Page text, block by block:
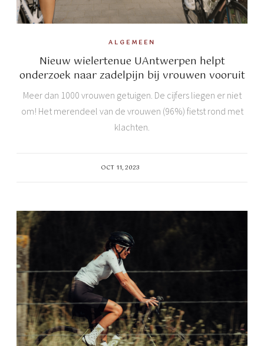
ALGEMEEN
Nieuw wielertenue UAntwerpen helpt
onderzoek naar zadelpijn bij vrouwen vooruit
Meer dan 1000 vrouwen getuigen. De cijfers liegen er niet
om! Het merendeel van de vrouwen (96%) fietst rond met
klachten.
OCT 11, 2023